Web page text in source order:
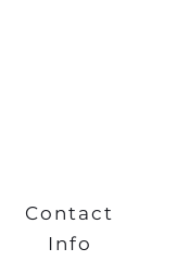
Contact
Info